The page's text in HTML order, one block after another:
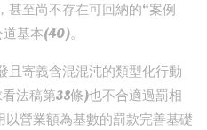
甚至尚不存在可回納的“案例
基本(40)。
且寄義含混混沌的類型化行動
法稿第38條)也不合適過罰相
營業額為基數的罰款完善基礎